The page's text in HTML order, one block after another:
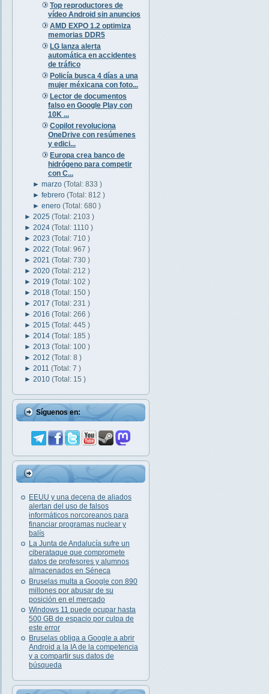
Top reproductores de
vídeo Android sin anuncios
AMD EXPO 1.2 optimiza
memorias DDR5
LG lanza alerta
automática en accidentes
de tráfico
Policía busca 4 días a una
mujer méxicana con foto...
Lector de documentos
falso en Google Play con
10K ...
Copilot revoluciona
OneDrive con resúmenes
y edici...
Europa crea banco de
hidrógeno para competir
con C...
►marzo(Total: 833 )
►febrero(Total: 812 )
►enero(Total: 680 )
► 2025 (Total: 2103 )
► 2024 (Total: 1110 )
► 2023 (Total: 710 )
► 2022 (Total: 967 )
► 2021 (Total: 730 )
► 2020 (Total: 212 )
► 2019 (Total: 102 )
► 2018 (Total: 150 )
► 2017 (Total: 231 )
► 2016 (Total: 266 )
► 2015 (Total: 445 )
► 2014 (Total: 185 )
► 2013 (Total: 100 )
► 2012 (Total: 8 )
► 2011 (Total: 7 )
► 2010 (Total: 15 )
Síguenos en:
EEUU y una decena de aliados
alertan del uso de falsos
informáticos norcoreanos para
financiar programas nuclear y
balís
La Junta de Andalucía sufre un
ciberataque que compromete
datos de profesores y alumnos
almacenados en Séneca
Bruselas multa a Google con 890
millones por abusar de su
posición en el mercado
Windows 11 puede ocupar hasta
500 GB de espacio por culpa de
este error
Bruselas obliga a Google a abrir
Android a la IA de la competencia
y a compartir sus datos de
búsqueda